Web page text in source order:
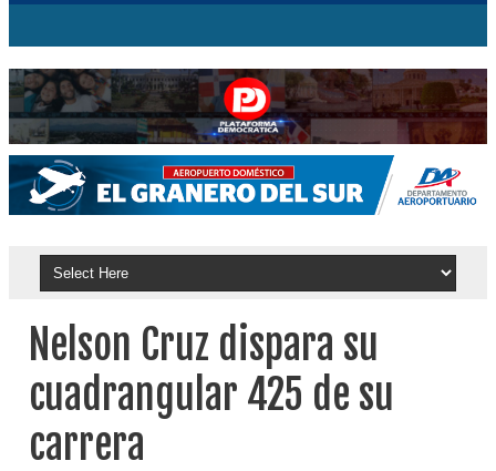
Nelson Cruz dispara su
cuadrangular 425 de su
carrera